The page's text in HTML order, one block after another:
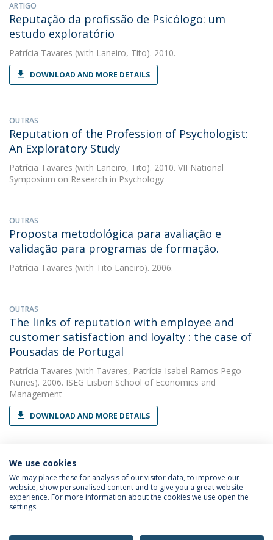
ARTIGO
Reputação da profissão de Psicólogo: um
estudo exploratório
Patrícia Tavares (with Laneiro, Tito). 2010.
DOWNLOAD AND MORE DETAILS
OUTRAS
Reputation of the Profession of Psychologist:
An Exploratory Study
Patrícia Tavares (with Laneiro, Tito). 2010. VII National
Symposium on Research in Psychology
OUTRAS
Proposta metodológica para avaliação e
validação para programas de formação.
Patrícia Tavares (with Tito Laneiro). 2006.
OUTRAS
The links of reputation with employee and
customer satisfaction and loyalty : the case of
Pousadas de Portugal
Patrícia Tavares (with Tavares, Patrícia Isabel Ramos Pego
Nunes). 2006. ISEG Lisbon School of Economics and
Management
DOWNLOAD AND MORE DETAILS
Política de Privacidade
Termos & Condições
We use cookies
We may place these for analysis of our visitor data, to improve our
website, show personalised content and to give you a great website
experience. For more information about the cookies we use open the
settings.